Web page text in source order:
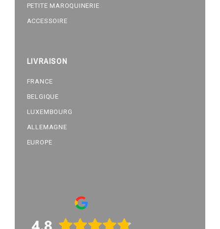
PETITE MAROQUINERIE
ACCESSOIRE
LIVRAISON
FRANCE
BELGIQUE
LUXEMBOURG
ALLEMAGNE
EUROPE